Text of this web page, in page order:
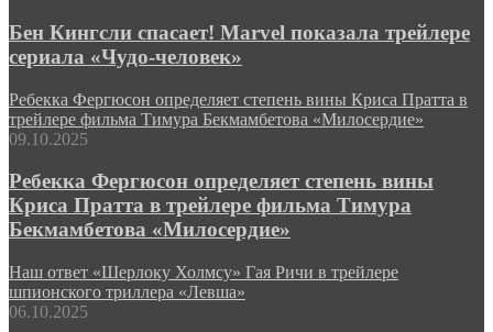
Бен Кингсли спасает! Marvel показала трейлере
сериала «Чудо-человек»
Ребекка Фергюсон определяет степень вины Криса Пратта в
трейлере фильма Тимура Бекмамбетова «Милосердие»
09.10.2025
Ребекка Фергюсон определяет степень вины
Криса Пратта в трейлере фильма Тимура
Бекмамбетова «Милосердие»
Наш ответ «Шерлоку Холмсу» Гая Ричи в трейлере
шпионского триллера «Левша»
06.10.2025